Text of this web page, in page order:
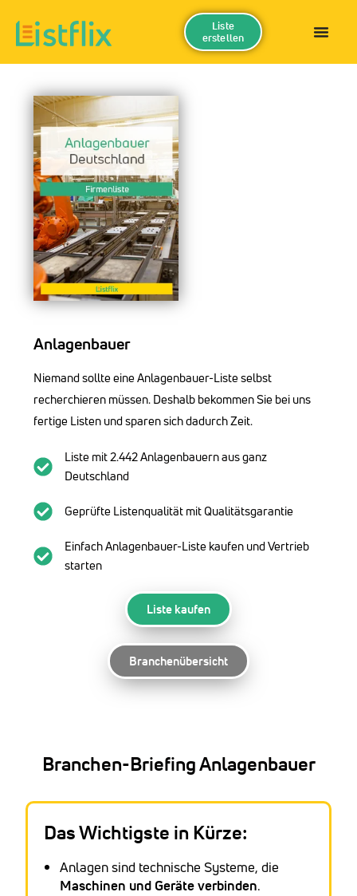
Liste
erstellen
Anlagenbauer
Niemand sollte eine Anlagenbauer-Liste selbst
recherchieren müssen. Deshalb bekommen Sie bei uns
fertige Listen und sparen sich dadurch Zeit.
Liste mit 2.442 Anlagenbauern aus ganz
Deutschland
Geprüfte Listenqualität mit Qualitätsgarantie
Einfach Anlagenbauer-Liste kaufen und Vertrieb
starten
Liste kaufen
Branchenübersicht
Branchen-Briefing Anlagenbauer
Das Wichtigste in Kürze:
Anlagen sind technische Systeme, die
Maschinen und Geräte verbinden.